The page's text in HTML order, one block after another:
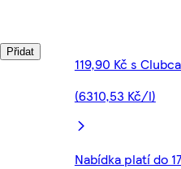
Přidat
119,90 Kč s
(6310,53 Kč/l)
Nabídka platí do